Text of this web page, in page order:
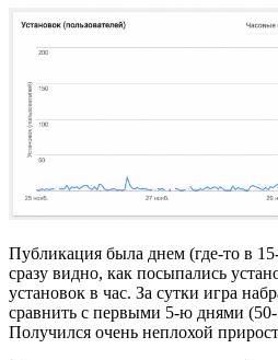
Публикация была днем (где-то в
сразу видно, как посыпались
установок в час. За сутки игра
сравнить с первыми 5-ю днями (50-
Получился очень неплохой